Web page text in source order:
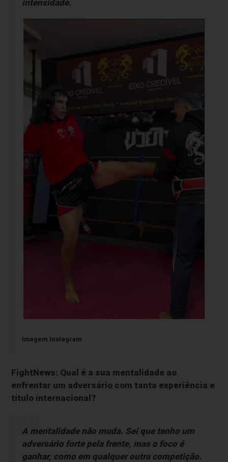
intensidade.
Imagem Instagram
FightNews: Qual é a sua mentalidade ao
enfrentar um adversário com tanta experiência e
título internacional?
A mentalidade não muda. Sei que tenho um
adversário forte pela frente, mas o foco é
ganhar, como em qualquer outra competição.